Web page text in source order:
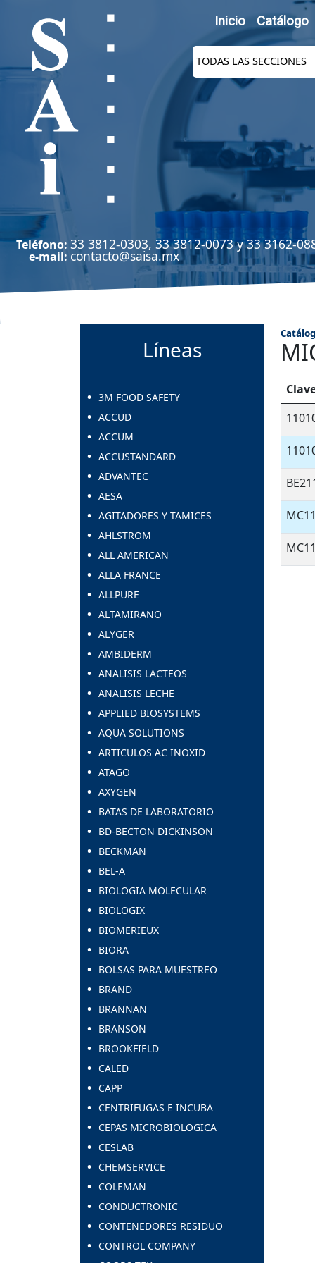
Inicio Catálogo
Teléfono: 33 3812-0303, 33 3812-0073 y 33 3162-
e-mail: contacto@saisa.mx
Líneas
3M FOOD SAFETY
ACCUD
ACCUM
ACCUSTANDARD
ADVANTEC
AESA
AGITADORES Y TAMICES
AHLSTROM
ALL AMERICAN
ALLA FRANCE
ALLPURE
ALTAMIRANO
ALYGER
AMBIDERM
ANALISIS LACTEOS
ANALISIS LECHE
APPLIED BIOSYSTEMS
AQUA SOLUTIONS
ARTICULOS AC INOXID
ATAGO
AXYGEN
BATAS DE LABORATORIO
BD-BECTON DICKINSON
BECKMAN
BEL-A
BIOLOGIA MOLECULAR
BIOLOGIX
BIOMERIEUX
BIORA
BOLSAS PARA MUESTREO
BRAND
BRANNAN
BRANSON
BROOKFIELD
CALED
CAPP
CENTRIFUGAS E INCUBA
CEPAS MICROBIOLOGICA
CESLAB
CHEMSERVICE
COLEMAN
CONDUCTRONIC
CONTENEDORES RESIDUO
CONTROL COMPANY